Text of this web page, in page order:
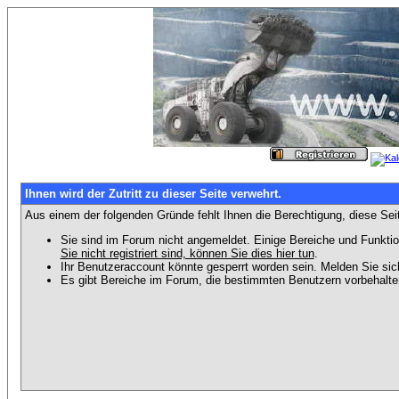
Ihnen wird der Zutritt zu dieser Seite verwehrt.
Aus einem der folgenden Gründe fehlt Ihnen die Berechtigung, diese
Sie sind im Forum nicht angemeldet. Einige Bereiche und
Sie nicht registriert sind, können Sie dies hier tun.
Ihr Benutzeraccount könnte gesperrt worden sein. Melden Sie
Es gibt Bereiche im Forum, die bestimmten Benutzern